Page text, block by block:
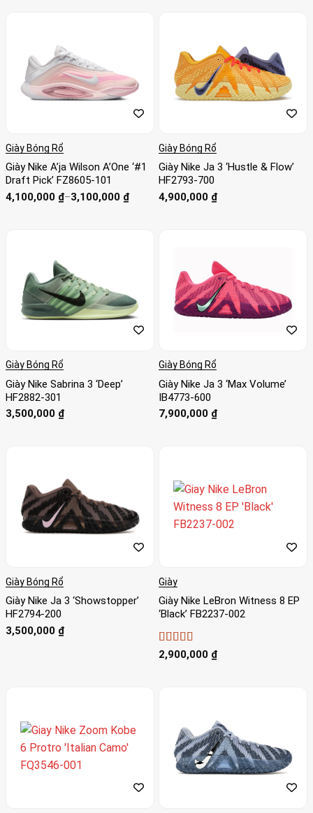
Giày Bóng Rổ
Giày Nike A’ja Wilson A’One ‘#1
Draft Pick’ FZ8605-101
3,100,000 ₫
–
4,100,000 ₫
Khoảng
giá:
Giày Bóng Rổ
Giày Nike Ja 3 ‘Hustle & Flow’
HF2793-700
4,900,000 ₫
Giày Bóng Rổ
Giày Nike Sabrina 3 ‘Deep’
HF2882-301
3,500,000 ₫
Giày Bóng Rổ
Giày Nike Ja 3 ‘Max Volume’
IB4773-600
7,900,000 ₫
Giày Bóng Rổ
Giày Nike Ja 3 ‘Showstopper’
HF2794-200
3,500,000 ₫
Giày
Giày Nike LeBron Witness 8 EP
‘Black’ FB2237-002
Được xếp
2,900,000 ₫